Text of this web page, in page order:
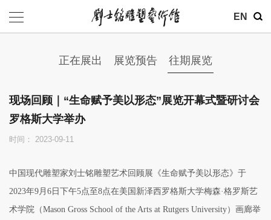
EN
正在展出 展览预告 往期展览
现场回顾｜“生命赋予美以形态”展览开幕式暨研讨会
罗格斯大学举办
时间： 2023-09-11
中国现代雕塑家刘士铭雕塑艺术回顾展《生命赋予美以形态》于
2023年9月6日下午5点至8点在美国新泽西罗格斯大学梅森·格罗斯艺
术学院（Mason Gross School of the Arts at Rutgers University）画廊举